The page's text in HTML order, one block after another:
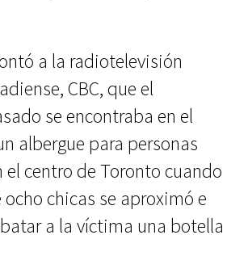
a la radiotelevisión
CBC, que el
se encontraba en el
albergue para personas
el centro de Toronto cuando
chicas se aproximó e
a la víctima una botella